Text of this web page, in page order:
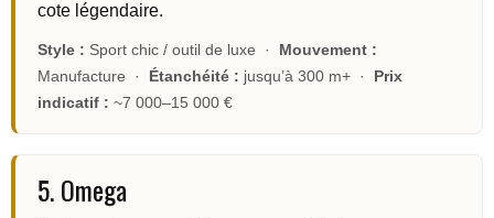
cote légendaire.
Style : Sport chic / outil de luxe · Mouvement :
Manufacture · Étanchéité : jusqu’à 300 m+ · Prix
indicatif : ~7 000–15 000 €
5. Omega